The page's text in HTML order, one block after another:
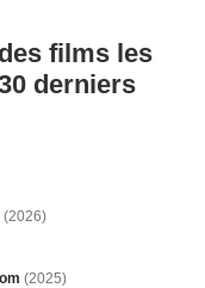
films les
derniers
(2026)
(2025)